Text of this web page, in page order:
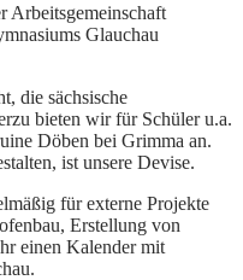
Arbeitsgemeinschaft
Glauchau
die sächsische
bieten wir für Schüler u.a.
Döben bei Grimma an.
ist unsere Devise.
für externe Projekte
Erstellung von
einen Kalender mit